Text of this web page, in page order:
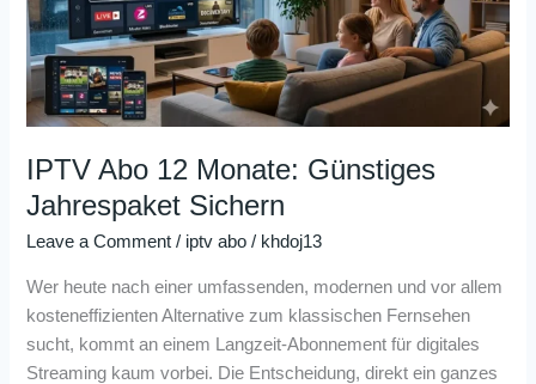
IPTV Abo 12 Monate: Günstiges
Jahrespaket Sichern
Leave a Comment / iptv abo / khdoj13
Wer heute nach einer umfassenden, modernen und vor allem
kosteneffizienten Alternative zum klassischen Fernsehen
sucht, kommt an einem Langzeit-Abonnement für digitales
Streaming kaum vorbei. Die Entscheidung, direkt ein ganzes
Jahrespaket
Sichern